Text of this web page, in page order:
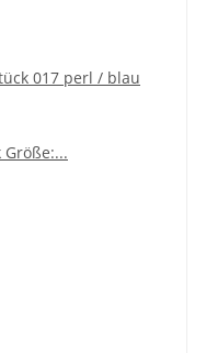
017 perl / blau